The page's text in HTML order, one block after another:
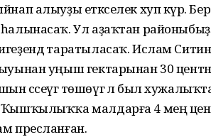
алыуҙы етәкселек хуп күрә.
һалынасаҡ. Ул аҙаҡтан
таратыласаҡ. Ислам
уңыш гектарынан 30
сәсеүгә төшөүгә лә был
малдарға 4 мең центнер
пресланған.